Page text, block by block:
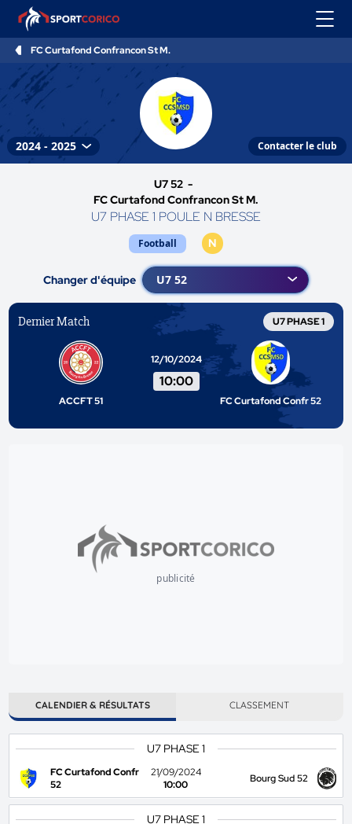
FC Curtafond Confrancon St M.
Contacter le club
U7 52 -
FC Curtafond Confrancon St M.
U7 PHASE 1 POULE N BRESSE
Football N
Changer d'équipe
Dernier Match U7 PHASE 1
ACCFT 51
12/10/2024
10:00
FC Curtafond Confr 52
publicité
CALENDIER & RÉSULTATS CLASSEMENT
U7 PHASE 1
FC Curtafond Confr
52
21/09/2024
10:00
Bourg Sud 52
U7 PHASE 1